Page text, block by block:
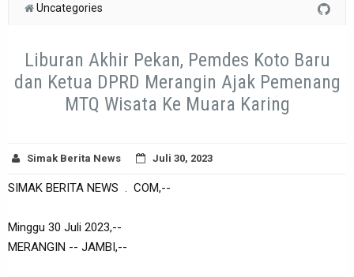
Uncategories
Liburan Akhir Pekan, Pemdes Koto Baru
dan Ketua DPRD Merangin Ajak Pemenang
MTQ Wisata Ke Muara Karing
Simak Berita News Juli 30, 2023
SIMAK BERITA NEWS . COM,--
Minggu 30 Juli 2023,--
MERANGIN -- JAMBI,--